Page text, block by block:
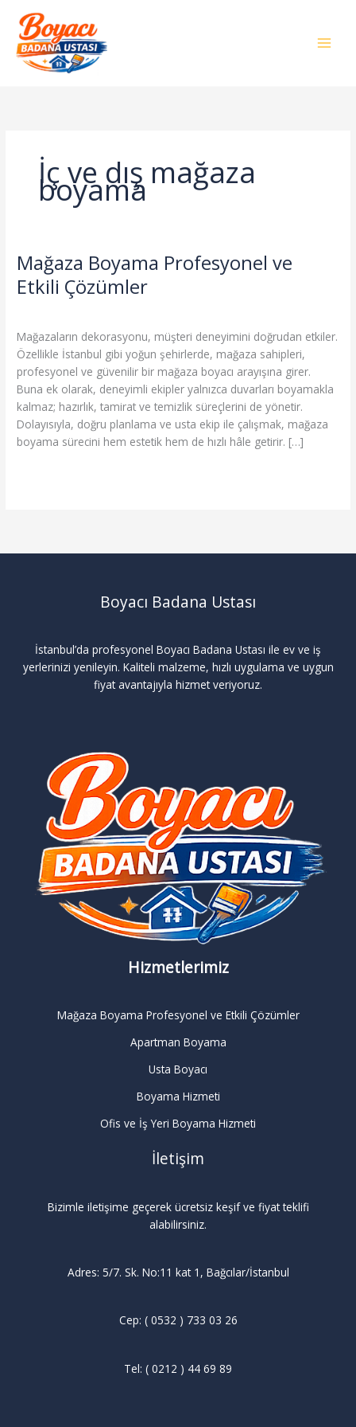
İç ve dış mağaza
boyama
Mağaza Boyama Profesyonel ve
Etkili Çözümler
Mağazaların dekorasyonu, müşteri deneyimini doğrudan etkiler.
Özellikle İstanbul gibi yoğun şehirlerde, mağaza sahipleri,
profesyonel ve güvenilir bir mağaza boyacı arayışına girer.
Buna ek olarak, deneyimli ekipler yalnızca duvarları boyamakla
kalmaz; hazırlık, tamirat ve temizlik süreçlerini de yönetir.
Dolayısıyla, doğru planlama ve usta ekip ile çalışmak, mağaza
boyama sürecini hem estetik hem de hızlı hâle getirir. […]
Mağaza
Boyama
Profesyonel
Çözümler
Boyacı Badana Ustası
İstanbul’da profesyonel Boyacı Badana Ustası ile ev ve iş
yerlerinizi yenileyin. Kaliteli malzeme, hızlı uygulama ve uygun
fiyat avantajıyla hizmet veriyoruz.
Hizmetlerimiz
Mağaza Boyama Profesyonel ve Etkili Çözümler
Apartman Boyama
Usta Boyacı
Boyama Hizmeti
Ofis ve İş Yeri Boyama Hizmeti
İletişim
Bizimle iletişime geçerek ücretsiz keşif ve fiyat teklifi
alabilirsiniz.
Adres: 5/7. Sk. No:11 kat 1, Bağcılar/İstanbul
Cep: ( 0532 ) 733 03 26
Tel: ( 0212 ) 44 69 89